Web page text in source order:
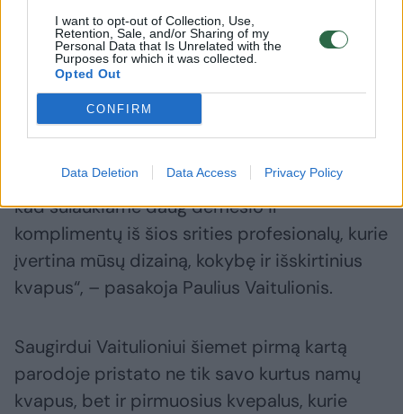
I want to opt-out of Collection, Use,
Retention, Sale, and/or Sharing of my
Personal Data that Is Unrelated with the
Purposes for which it was collected.
Opted Out
CONFIRM
Data Deletion Data Access Privacy Policy
kad kompanijų vardus lengviau suprastų
užsieniečiai.
Tuo tarpu mes didžiuojamės, kad esame
lietuviškas prekės ženklas ir parodose visada
lietuviško pavadinimo nekeičiame. Džiugu,
kad sulaukiame daug dėmesio ir
komplimentų iš šios srities profesionalų, kurie
įvertina mūsų dizainą, kokybę ir išskirtinius
kvapus“, – pasakoja Paulius Vaitulionis.
Saugirdui Vaitulioniui šiemet pirmą kartą
parodoje pristato ne tik savo kurtus namų
kvapus, bet ir pirmuosius kvepalus, kurie